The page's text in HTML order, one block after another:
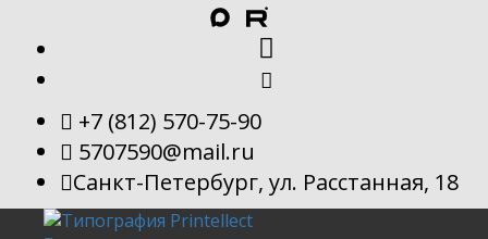
+7 (812) 570-75-90
5707590@mail.ru
Санкт-Петербург, ул. Расстанная, 18